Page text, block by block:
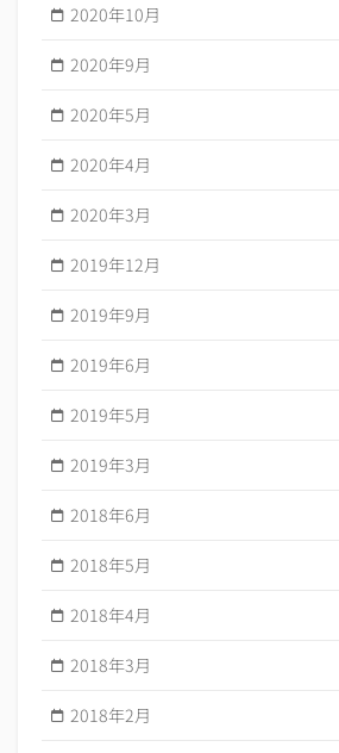
2020年10月
2020年9月
2020年5月
2020年4月
2020年3月
2019年12月
2019年9月
2019年6月
2019年5月
2019年3月
2018年6月
2018年5月
2018年4月
2018年3月
2018年2月